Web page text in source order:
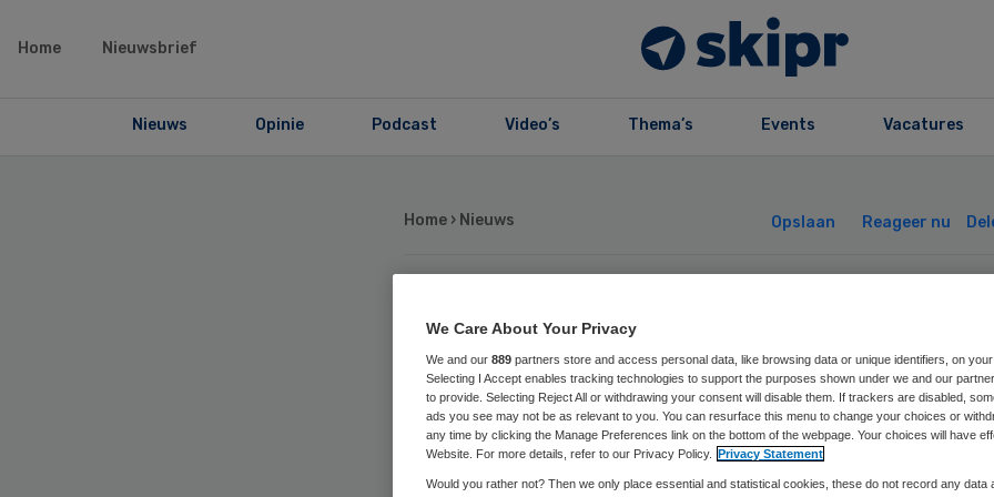
Home Nieuwsbrief
Nieuws Opinie Podcast Video’s Thema’s Events Vacatures
Home › Nieuws Opslaan Reageer nu
Celstraffen en
beroepsverboden
geëist voor pgb-
We Care About Your Privacy
We and our 889 partners store and access personal data, like browsing data or unique identifiers, on
Selecting I Accept enables tracking technologies to support the purposes shown under we and our
to provide. Selecting Reject All or withdrawing your consent will disable them. If trackers are disabled,
ads you see may not be as relevant to you. You can resurface this menu to change your choices or
any time by clicking the Manage Preferences link on the bottom of the webpage. Your choices will have
Website. For more details, refer to our Privacy Policy.
Privacy Statement
Would you rather not? Then we only place essential and statistical cookies, these do not record any data